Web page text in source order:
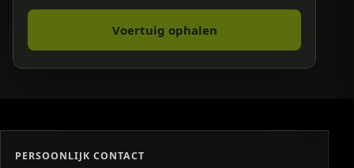
Voertuig ophalen
PERSOONLIJK CONTACT